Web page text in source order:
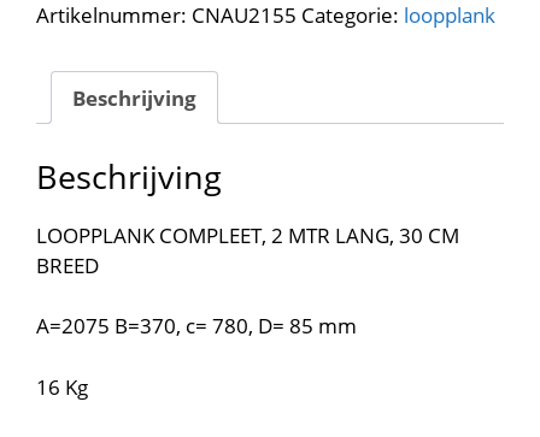
Artikelnummer: CNAU2155 Categorie: loopplank
Beschrijving
Beschrijving
LOOPPLANK COMPLEET, 2 MTR LANG, 30 CM
BREED
A=2075 B=370, c= 780, D= 85 mm
16 Kg